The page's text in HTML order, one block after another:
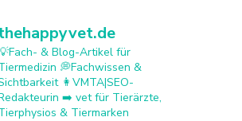
& Blog-Artikel für
💭Fachwissen &
👩VMTA|SEO-
➡️ vetfür Tierärzte,
& Tiermarken